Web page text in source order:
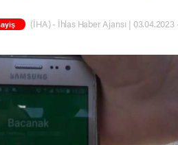
(İHA) - İhlas Haber Ajansı | 03.04.2023